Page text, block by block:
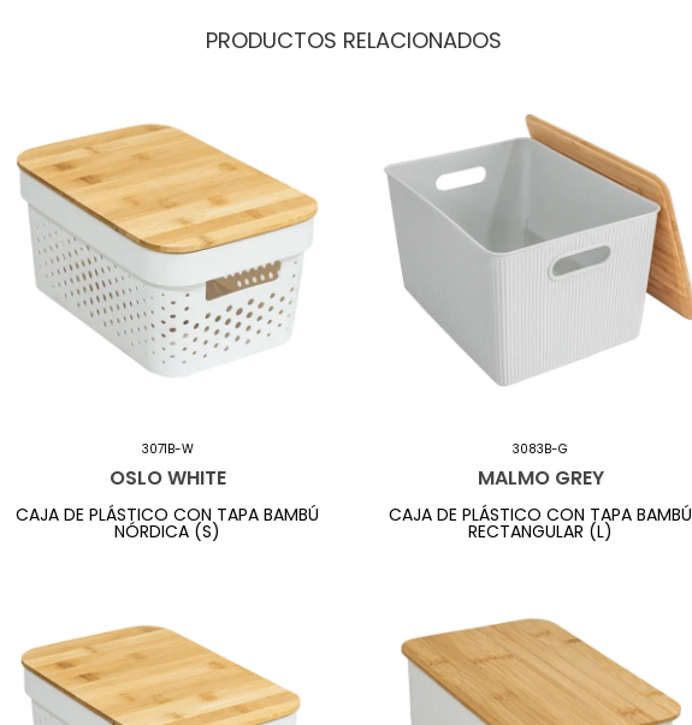
PRODUCTOS RELACIONADOS
3071B-W
OSLO WHITE
CAJA DE PLÁSTICO CON TAPA BAMBÚ
NÓRDICA (S)
3083B-G
MALMO GREY
CAJA DE PLÁSTICO CON TAPA BAMBÚ
RECTANGULAR (L)